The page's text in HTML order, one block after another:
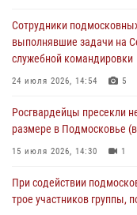
подозреваемые в
изготовлении
05 августа 2026, 15:48
отработали навыки
04 августа 2026, 12:21 4
сигналам «Тревога» с
04 августа 2026, 12:15
Сотрудники
выполнявшие задачи на
служебной командировки
24 июля 2026, 14:54 5
Росгвардейцы пресекли
размере в Подмосковье
15 июля 2026, 14:30 1
При содействии
трое участников группы,